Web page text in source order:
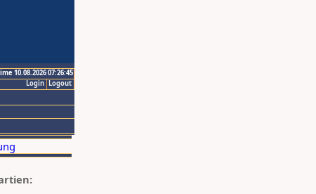
10.08.2026 07:26:45
Logout
Login